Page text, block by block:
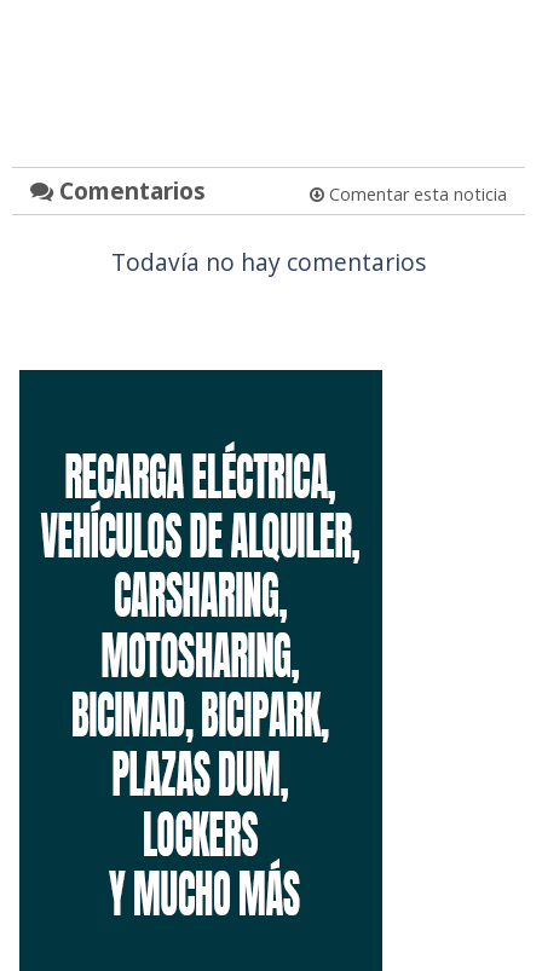
Comentarios Comentar esta noticia
Todavía no hay comentarios